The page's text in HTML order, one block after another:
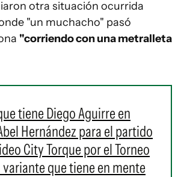
otra situación ocurrida
"un muchacho" pasó
"corriendo con una metralleta
tiene Diego Aguirre en
Hernández para el partido
City Torque por el Torneo
variante que tiene en mente